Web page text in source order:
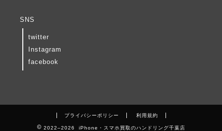
SNS
twitter
Instagram
facebook
プライバシーポリシー 利用規約
2022–2026 iPhone・スマホ買取のハンドリング千葉店